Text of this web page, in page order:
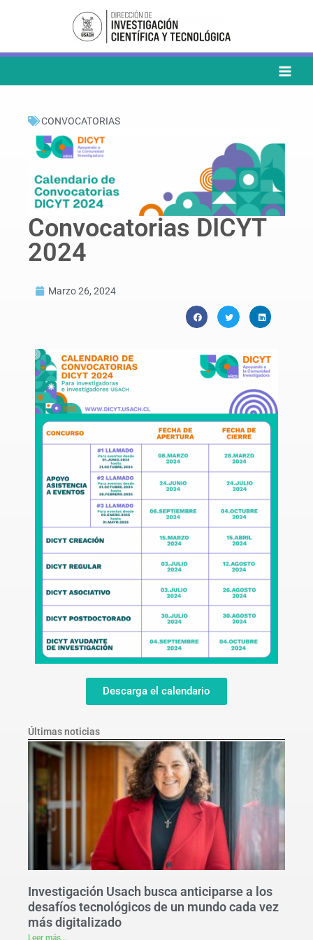
CONVOCATORIAS
Convocatorias DICYT
2024
Marzo 26, 2024
Descarga el calendario
Últimas noticias
Investigación Usach busca anticiparse a los
desafíos tecnológicos de un mundo cada vez
más digitalizado